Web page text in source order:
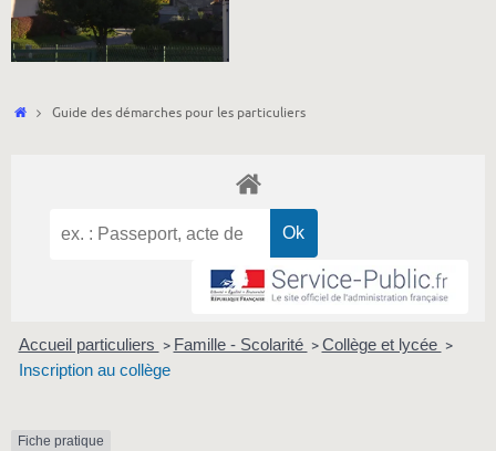
Accueil
Guide des démarches pour les particuliers
Accueil particuliers > Famille - Scolarité > Collège et lycée >
Inscription au collège
Fiche pratique